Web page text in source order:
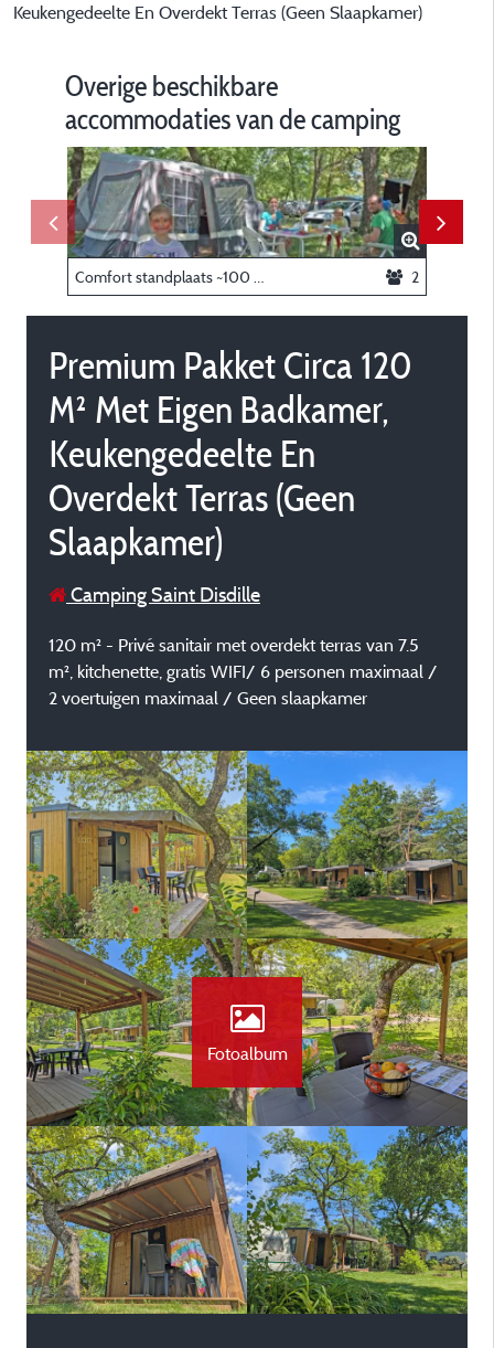
Keukengedeelte En Overdekt Terras (Geen Slaapkamer)
Overige beschikbare
accommodaties van de camping
2
Premium Pakket Circa 120
M² Met Eigen Badkamer,
Keukengedeelte En
Overdekt Terras (Geen
Slaapkamer)
Camping Saint Disdille
120 m² - Privé sanitair met overdekt terras van 7.5
m², kitchenette, gratis WIFI/ 6 personen maximaal /
2 voertuigen maximaal / Geen slaapkamer
Fotoalbum